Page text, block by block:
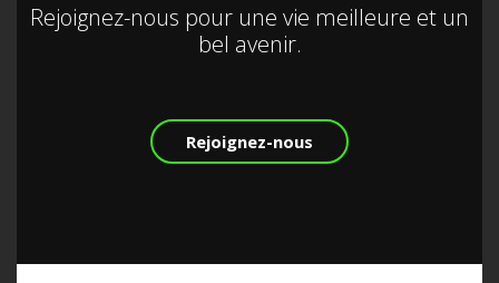
Rejoignez-nous pour une vie meilleure et un
bel avenir.
Rejoignez-nous